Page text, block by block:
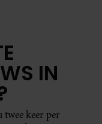
IN
keer per